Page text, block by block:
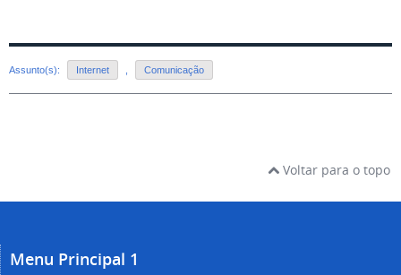
Assunto(s): Internet Comunicação
Voltar para o topo
Menu Principal 1